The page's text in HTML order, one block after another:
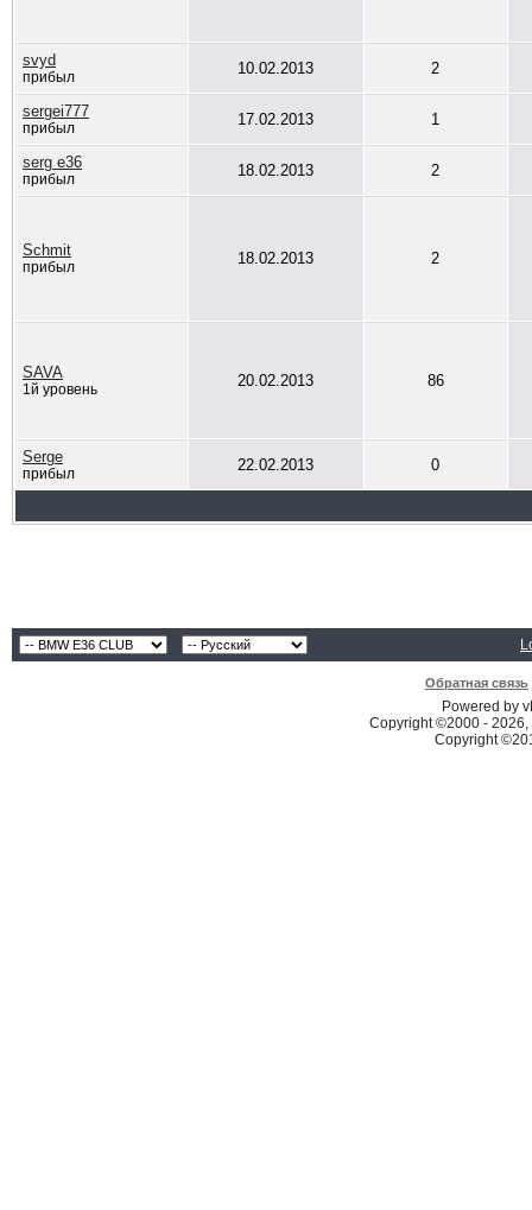
svyd
прибыл 10.02.2013 2
sergei777
прибыл 17.02.2013 1
serg e36
прибыл 18.02.2013 2
Schmit
прибыл 18.02.2013 2
SAVA
1й уровень 20.02.2013 86
Serge
прибыл 22.02.2013 0
Обратная связь
Powered by
Copyright ©2000 -
Copyright